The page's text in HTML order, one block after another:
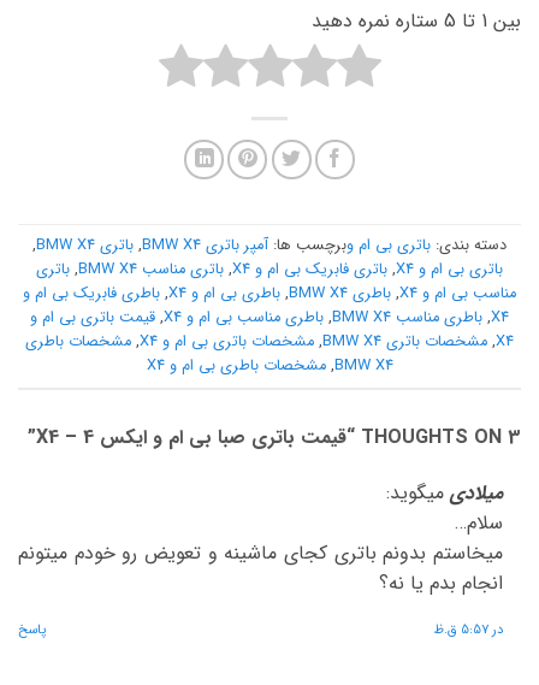
بین 1 تا 5 ستاره نمره دهید
دسته بندی: باتری بی ام وبرچسب ها:آمپر باتری BMW X4 , باتری BMW X4
,
باتری بی ام و X4
, باتری فابریک بی ام و X4 , باتری مناسب BMW X4 , باتری
مناسب بی ام و X4
, باطری BMW X4 , باطری بی ام و X4 , باطری فابریک بی ام و
X4
, باطری مناسب BMW X4 , باطری مناسب بی ام و X4 , قیمت باتری بی ام و
X4
, مشخصات باتری BMW X4 , مشخصات باتری بی ام و X4 , مشخصات باطری
BMW X4
,مشخصات باطری بی ام و X4
3 THOUGHTS ON “ قیمت باتری صبا بی ام و ایکس 4 – X4
”
میلادی میگوید:
سلام…
میخاستم بدونم باتری کجای ماشینه و تعویض رو خودم میتونم
انجام بدم یا نه؟
در 5:57 ق.ظ پاسخ